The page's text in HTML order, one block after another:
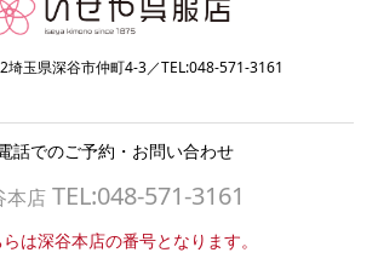
埼玉県深谷市仲町4-3／TEL:048-571-3161
話でのご予約・お問い合わせ
本店 TEL:048-571-3161
は深谷本店の番号となります。